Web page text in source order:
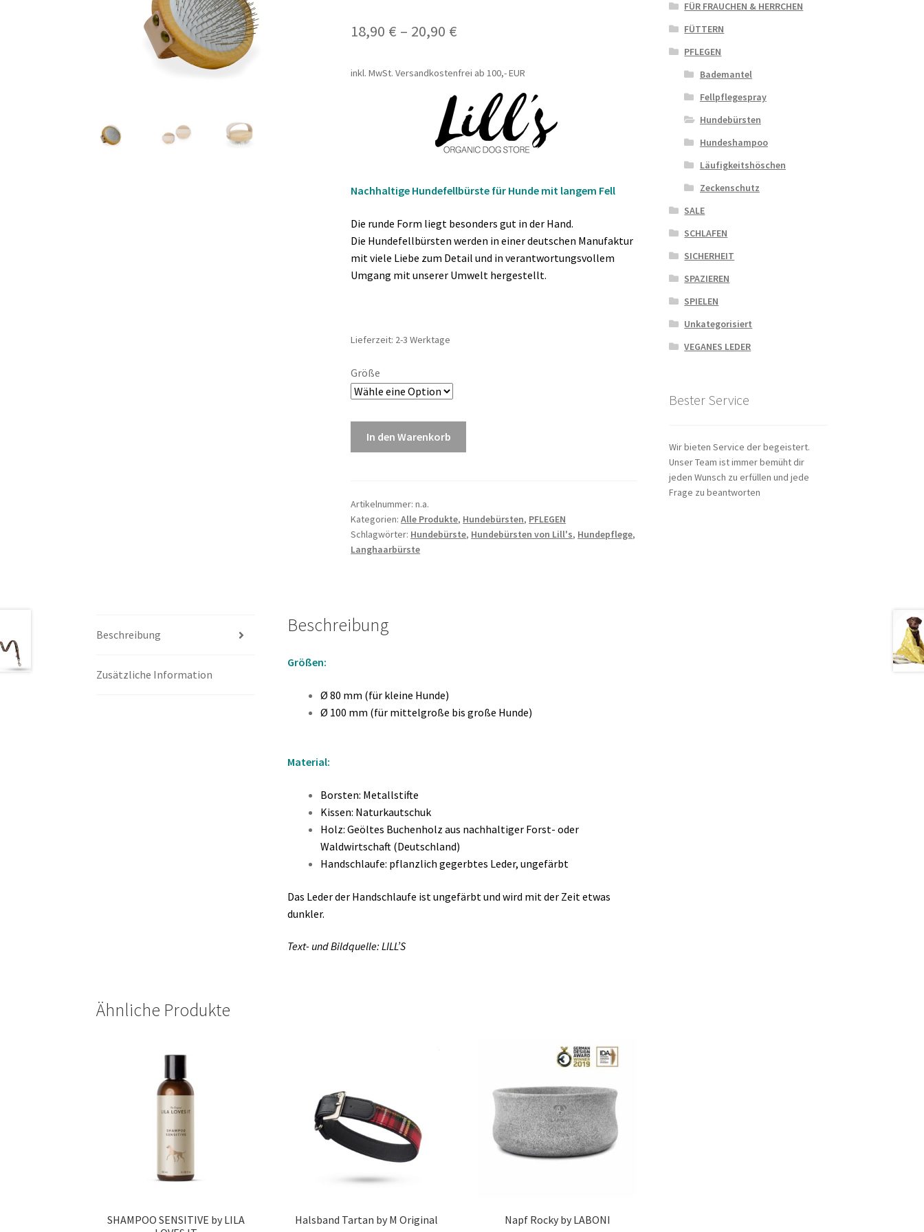
18,90 € – 20,90 €
inkl. MwSt. Versandkostenfrei ab 100,- EUR
Nachhaltige Hundefellbürste für Hunde mit langem Fell
Die runde Form liegt besonders gut in der Hand.
Die Hundefellbürsten werden in einer deutschen Manufaktur
mit viele Liebe zum Detail und in verantwortungsvollem
Umgang mit unserer Umwelt hergestellt.
Lieferzeit: 2-3 Werktage
Größe
In den Warenkorb
Artikelnummer:n.a.
Kategorien:Alle Produkte, Hundebürsten, PFLEGEN
Schlagwörter: Hundebürste, Hundebürsten von Lill's, Hundepflege,
Langhaarbürste
Beschreibung
Zusätzliche Information
Beschreibung
Größen:
Ø 80 mm (für kleine Hunde)
Ø 100 mm (für mittelgroße bis große Hunde)
Material:
Borsten: Metallstifte
Kissen: Naturkautschuk
Holz: Geöltes Buchenholz aus nachhaltiger Forst- oder
Waldwirtschaft (Deutschland)
Handschlaufe: pflanzlich gegerbtes Leder, ungefärbt
Das Leder der Handschlaufe ist ungefärbt und wird mit der Zeit etwas
dunkler.
Text- undBildquelle: LILL’S
Ähnliche Produkte
SHAMPOO SENSITIVE by LILA
Halsband Tartan by M Original Napf Rocky by LABONI
FÜR FRAUCHEN & HERRCHEN
FÜTTERN
PFLEGEN
Bademantel
Fellpflegespray
Hundebürsten
Hundeshampoo
Läufigkeitshöschen
Zeckenschutz
SALE
SCHLAFEN
SICHERHEIT
SPAZIEREN
SPIELEN
Unkategorisiert
VEGANES LEDER
Bester Service
Wir bieten Service der begeistert.
Unser Team ist immer bemüht dir
jeden Wunsch zu erfüllen und jede
Frage zu beantworten